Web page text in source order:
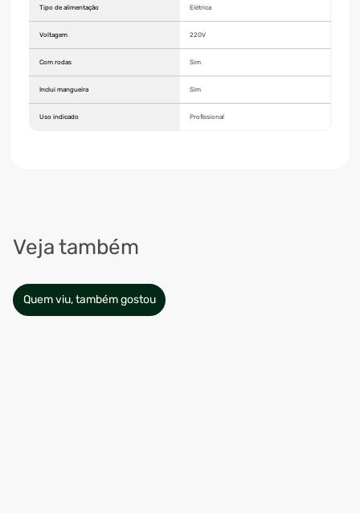
Tipo de alimentação Elétrica
Voltagem 220V
Com rodas Sim
Inclui mangueira Sim
Uso indicado Profissional
Veja também
Quem viu, também gostou